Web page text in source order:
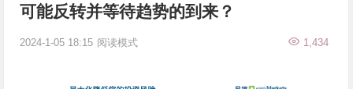
可能反转并等待趋势的到来？
2024-1-05 18:15 1,434
阅读模式